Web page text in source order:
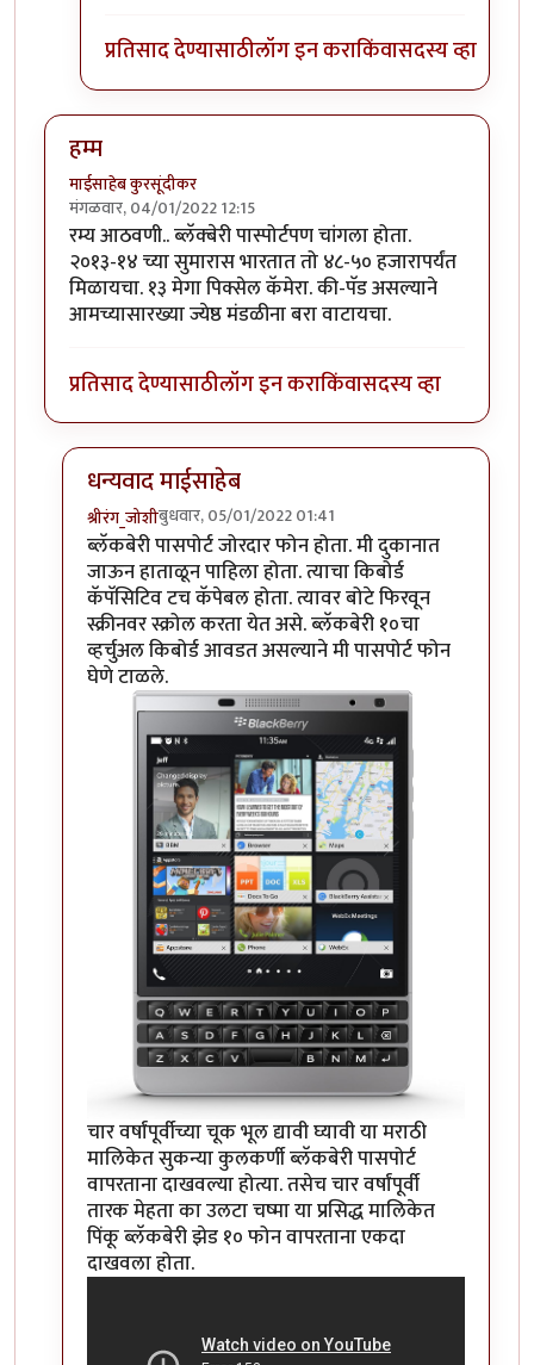
प्रतिसाद देण्यासाठीलॉग इन कराकिंवासदस्य व्हा
हम्म
माईसाहेब कुरसूंदीकर
मंगळवार, 04/01/2022 12:15
रम्य आठवणी.. ब्लॅक्बेरी पास्पोर्टपण चांगला होता.
२०१३-१४ च्या सुमारास भारतात तो ४८-५० हजारापर्यंत
मिळायचा. १३ मेगा पिक्सेल कॅमेरा. की-पॅड असल्याने
आमच्यासारख्या ज्येष्ठ मंडळीना बरा वाटायचा.
प्रतिसाद देण्यासाठीलॉग इन कराकिंवासदस्य व्हा
धन्यवाद माईसाहेब
श्रीरंग_जोशीबुधवार, 05/01/2022 01:41
In reply toहम्मbyमाईसाहेब कुरसूंदीकर
ब्लॅकबेरी पासपोर्ट जोरदार फोन होता. मी दुकानात
जाऊन हाताळून पाहिला होता. त्याचा किबोर्ड
कॅपॅसिटिव टच कॅपेबल होता. त्यावर बोटे फिरवून
स्क्रीनवर स्क्रोल करता येत असे. ब्लॅकबेरी १०चा
व्हर्चुअल किबोर्ड आवडत असल्याने मी पासपोर्ट फोन
घेणे टाळले.
चार वर्षांपूर्वीच्या चूक भूल द्यावी घ्यावी या मराठी
मालिकेत सुकन्या कुलकर्णी ब्लॅकबेरी पासपोर्ट
वापरताना दाखवल्या होत्या. तसेच चार वर्षांपूर्वी
तारक मेहता का उलटा चष्मा या प्रसिद्ध मालिकेत
पिंकू ब्लॅकबेरी झेड १० फोन वापरताना एकदा
दाखवला होता.